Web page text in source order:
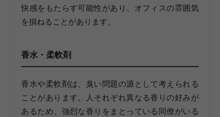
快感をもたらす可能性があり、オフィスの雰囲気
を損ねることがあります。
香水・柔軟剤
香水や柔軟剤は、臭い問題の源として考えられる
ことがあります。人それぞれ異なる香りの好みが
あるため、強烈な香りをまとっている同僚がいる